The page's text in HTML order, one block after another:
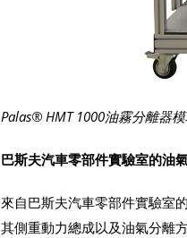
Palas® HMT 1000油霧分離器
巴斯夫汽車零部件實驗室的油
來自巴斯夫汽車零部件實驗室
其側重動力總成以及油氣分離